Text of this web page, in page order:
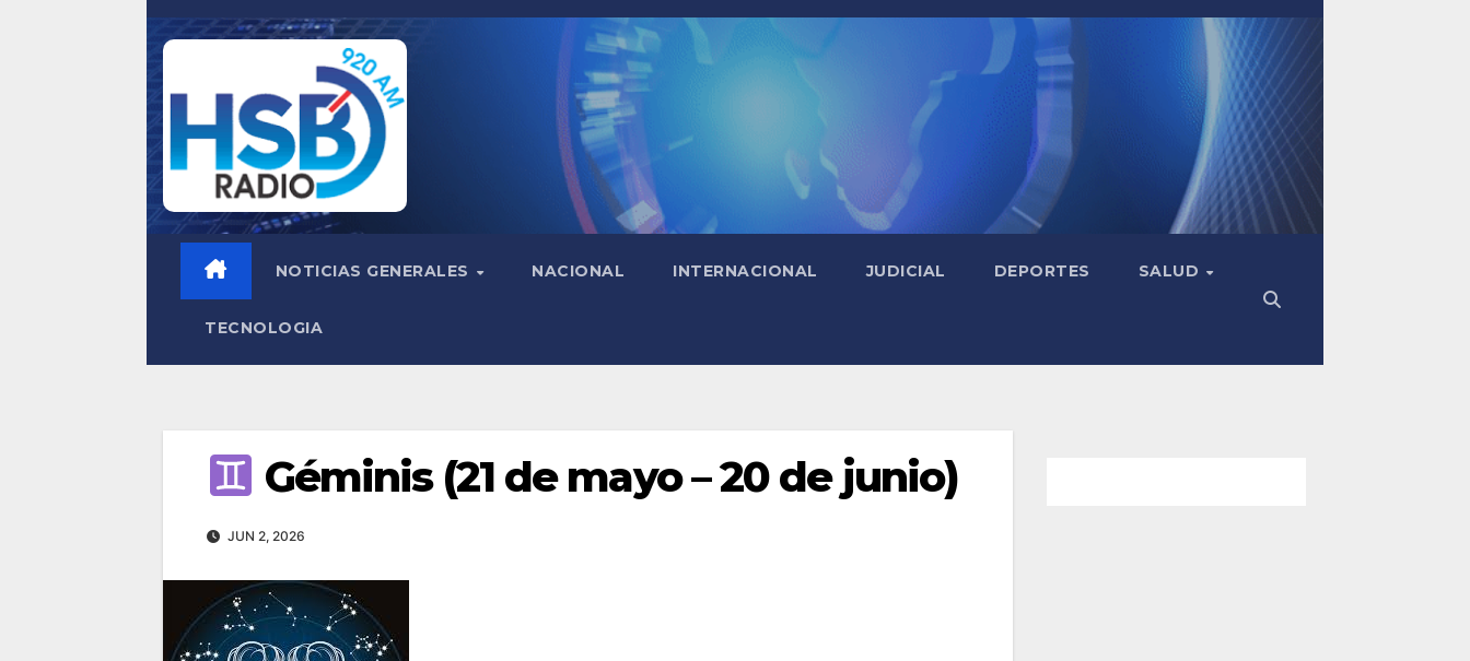
Saltar
contenido
NOTICIAS GENERALES NACIONAL INTERNACIONAL JUDICIAL DEPORTES SALUD
TECNOLOGIA
Géminis (21 de mayo – 20 de junio)
JUN 2, 2026